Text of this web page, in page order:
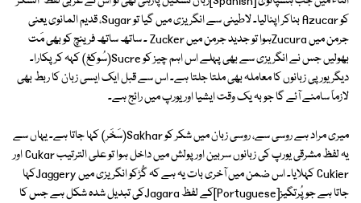
کو Azucar بناکر اپنالیا۔ لاطینی سے انگریزی میں گیا تو Sugar، قدیم المانوی یعنی
جرمن میں Zucuraہوا تو جدید جرمن میں Zucker ۔ ساتھ ساتھ فرینچ کو بھی مَت
بھولیں جس نے انگریزی سے بھی پہلے اس اہم چیز کو Sucre(سُوکغ) کہہ کر پکارا۔
دیگر یورپی زبانوں کا معاملہ بھی ملتا جلتا ہے۔ اس سے قبل ایک ایسی زبان کا ربط بھی
لازماً سامنے آئے گا جو بہ یک وقت ایشیا اور یورپ میں رائج ہے۔
میری مراد ہے روسی سے، روسی زبان میں شکر کو Sakhar(سَخَر) کہا جاتا ہے۔ یہاں سے
یہ لفظ مشرقی یورپ کی زبانوں سربین اور پولش میں داخل ہوا تو علی الترتیب Cukar اور
Cukier کہلایا۔ اس ضمن میں آخری بات یہ ہے کہ گُڑکو انگریزی میں Jaggeryکہا
جاتا ہے جو پُرتگیز[Portuguese]کے لفظ Jagaraکی تبدیل شدہ شکل ہے جس کا